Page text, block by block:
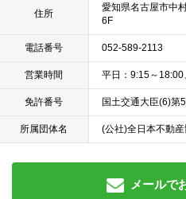
住所
愛知県名古屋市中
6F
電話番号 052-589-2113
営業時間 平日：9:15～
免許番号 国土交通大臣(6)第
所属団体名 (公社)全日本不動
メールで